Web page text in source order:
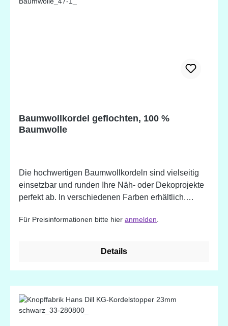
Baumwollkordel geflochten, 100 %
Baumwolle
Die hochwertigen Baumwollkordeln sind vielseitig
einsetzbar und runden Ihre Näh- oder Dekoprojekte
perfekt ab. In verschiedenen Farben erhältlich.
oder einfach als Deko. Waschbar bis 30°C.
Für Preisinformationen bitte hier anmelden
Details